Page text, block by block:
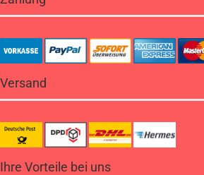
Versand
Ihre Vorteile bei uns